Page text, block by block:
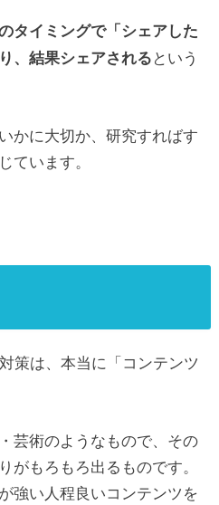
タイミングで「シェアした
、結果シェアされるという
かに大切か、研究すればす
ています。
策は、本当に「コンテンツ
芸術のようなもので、その
がもろもろ出るものです。
強い人程良いコンテンツを